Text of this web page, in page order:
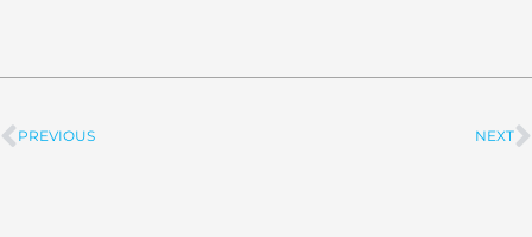
Prev
PREVIOUS NEXT